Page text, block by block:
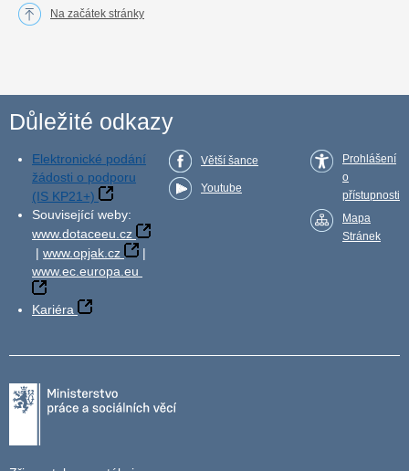
Na začátek stránky
Důležité odkazy
Elektronické podání
žádosti o podporu
(IS KP21+)
Související weby:
www.dotaceeu.cz
| www.opjak.cz
|
www.ec.europa.eu
Kariéra
Větší šance
Youtube
Prohlášení
o
přístupnosti
Mapa
Stránek